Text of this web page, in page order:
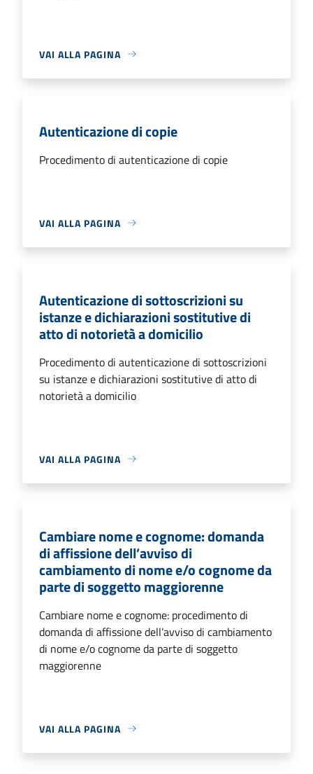
VAI ALLA PAGINA
Autenticazione di copie
Procedimento di autenticazione di copie
VAI ALLA PAGINA
Autenticazione di sottoscrizioni su
istanze e dichiarazioni sostitutive di
atto di notorietà a domicilio
Procedimento di autenticazione di sottoscrizioni
su istanze e dichiarazioni sostitutive di atto di
notorietà a domicilio
VAI ALLA PAGINA
Cambiare nome e cognome: domanda
di affissione dell’avviso di
cambiamento di nome e/o cognome da
parte di soggetto maggiorenne
Cambiare nome e cognome: procedimento di
domanda di affissione dell’avviso di cambiamento
di nome e/o cognome da parte di soggetto
maggiorenne
VAI ALLA PAGINA